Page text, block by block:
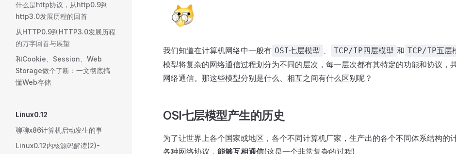
什么是http协议，从http0.9到
http3.0发展历程的回首
从HTTP0.9到HTTP3.0发展历程
的万字回首与展望
和Cookie、Session、Web
Storage做个了断：一文彻底搞
懂Web存储
Linux0.12
聊聊x86计算机启动发生的事
Linux0.12内核源码解读(2)-
我们知道在计算机网络中一般有 OSI七层模型 、 TCP/IP四层模型 和 TCP/IP五层
模型将复杂的网络通信过程划分为不同的层次，每一层次都有其特定的功能和协议，
网络通信。那这些模型分别是什么、相互之间有什么区别呢？
OSI七层模型产生的历史
为了让世界上各个国家或地区，各个不同计算机厂家，生产出的各个不同体系结构的
各种网络协议， 能够互相通信(这是一个非常复杂的过程)